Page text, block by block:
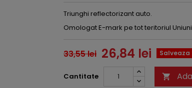
Triunghi reflectorizant auto.
Omologat E-mark pe tot teritoriul
33,55 lei 26,84 lei Salveaza
Cantitate 